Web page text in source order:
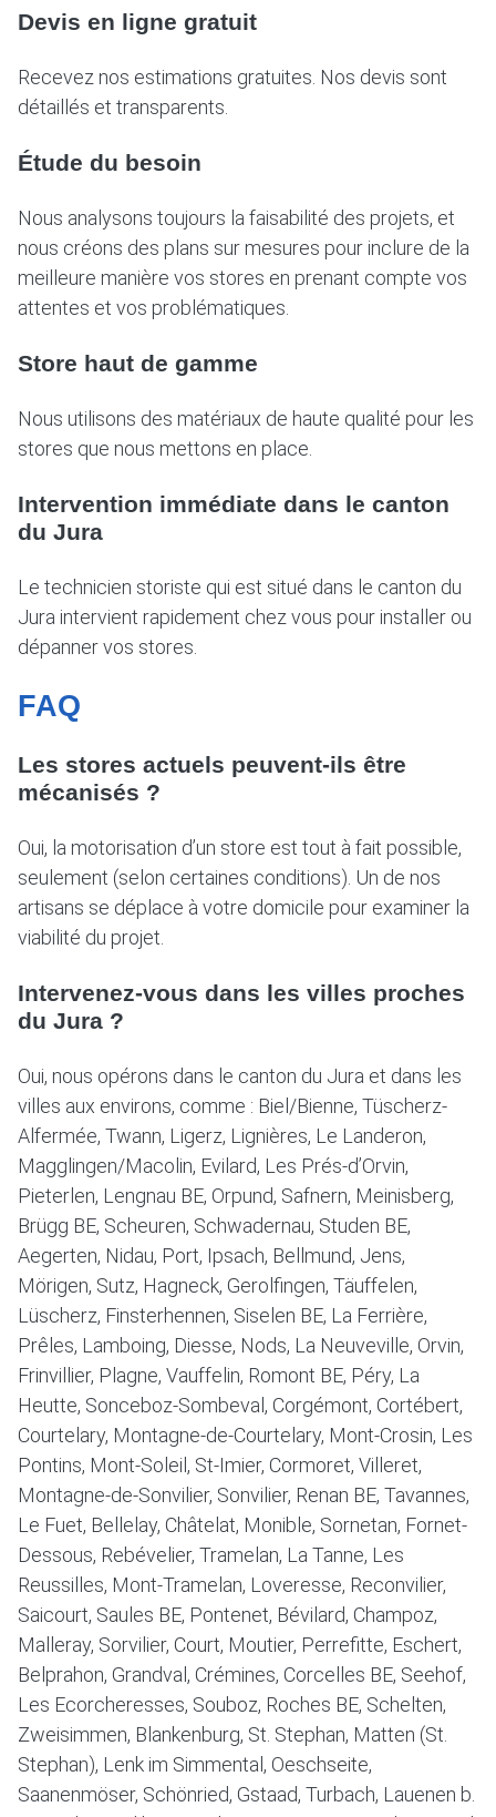
Devis en ligne gratuit
Recevez nos estimations gratuites. Nos devis sont
détaillés et transparents.
Étude du besoin
Nous analysons toujours la faisabilité des projets, et
nous créons des plans sur mesures pour inclure de la
meilleure manière vos stores en prenant compte vos
attentes et vos problématiques.
Store haut de gamme
Nous utilisons des matériaux de haute qualité pour les
stores que nous mettons en place.
Intervention immédiate dans le canton
du Jura
Le technicien storiste qui est situé dans le canton du
Jura intervient rapidement chez vous pour installer ou
dépanner vos stores.
FAQ
Les stores actuels peuvent-ils être
mécanisés ?
Oui, la motorisation d’un store est tout à fait possible,
seulement (selon certaines conditions). Un de nos
artisans se déplace à votre domicile pour examiner la
viabilité du projet.
Intervenez-vous dans les villes proches
du Jura ?
Oui, nous opérons dans le canton du Jura et dans les
villes aux environs, comme : Biel/Bienne, Tüscherz-
Alfermée, Twann, Ligerz, Lignières, Le Landeron,
Magglingen/Macolin, Evilard, Les Prés-d’Orvin,
Pieterlen, Lengnau BE, Orpund, Safnern, Meinisberg,
Brügg BE, Scheuren, Schwadernau, Studen BE,
Aegerten, Nidau, Port, Ipsach, Bellmund, Jens,
Mörigen, Sutz, Hagneck, Gerolfingen, Täuffelen,
Lüscherz, Finsterhennen, Siselen BE, La Ferrière,
Prêles, Lamboing, Diesse, Nods, La Neuveville, Orvin,
Frinvillier, Plagne, Vauffelin, Romont BE, Péry, La
Heutte, Sonceboz-Sombeval, Corgémont, Cortébert,
Courtelary, Montagne-de-Courtelary, Mont-Crosin, Les
Pontins, Mont-Soleil, St-Imier, Cormoret, Villeret,
Montagne-de-Sonvilier, Sonvilier, Renan BE, Tavannes,
Le Fuet, Bellelay, Châtelat, Monible, Sornetan, Fornet-
Dessous, Rebévelier, Tramelan, La Tanne, Les
Reussilles, Mont-Tramelan, Loveresse, Reconvilier,
Saicourt, Saules BE, Pontenet, Bévilard, Champoz,
Malleray, Sorvilier, Court, Moutier, Perrefitte, Eschert,
Belprahon, Grandval, Crémines, Corcelles BE, Seehof,
Les Ecorcheresses, Souboz, Roches BE, Schelten,
Zweisimmen, Blankenburg, St. Stephan, Matten (St.
Stephan), Lenk im Simmental, Oeschseite,
Saanenmöser, Schönried, Gstaad, Turbach, Lauenen b.